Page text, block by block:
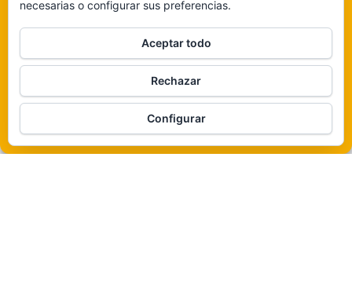
De ninguna manera
Veámos que hay aquí
Política de cookies
WordPress |Tema:
necesarias o configurar sus preferencias.
Aceptar todo
Rechazar
Configurar